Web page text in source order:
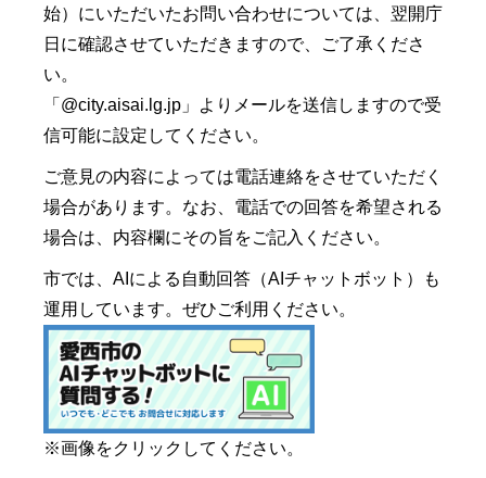
始）にいただいたお問い合わせについては、翌開庁
日に確認させていただきますので、ご了承くださ
い。
「@city.aisai.lg.jp」よりメールを送信しますので受
信可能に設定してください。
ご意見の内容によっては電話連絡をさせていただく
場合があります。なお、電話での回答を希望される
場合は、内容欄にその旨をご記入ください。
市では、AIによる自動回答（AIチャットボット）も
運用しています。ぜひご利用ください。
※画像をクリックしてください。